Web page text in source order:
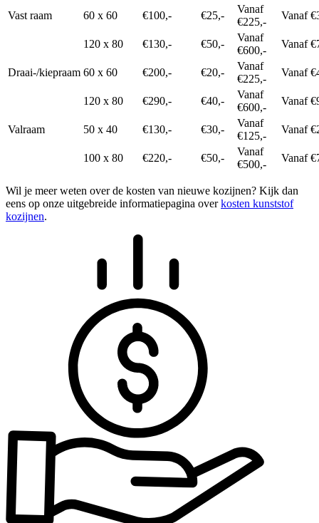
Vast raam 60 x 60 €100,- €25,-
Vanaf
€225,-
Vanaf
120 x 80 €130,- €50,-
Vanaf
€600,-
Vanaf
Draai-/kiepraam 60 x 60 €200,- €20,-
Vanaf
€225,-
Vanaf
120 x 80 €290,- €40,-
Vanaf
€600,-
Vanaf
Valraam 50 x 40 €130,- €30,-
Vanaf
€125,-
Vanaf
100 x 80 €220,- €50,-
Vanaf
€500,-
Vanaf
Wil je meer weten over de kosten van nieuwe kozijnen? Kijk dan
eens op onze uitgebreide informatiepagina overkosten kunststof
kozijnen.